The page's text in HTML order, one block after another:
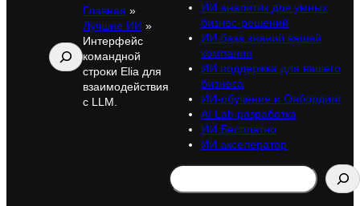
Поиск
Главная »
Лучшие ИИ »
Интерфейс
командной
строки Elia для
взаимодействия
с LLM.
ИИ аналитик для умных
бизнес-решений
ИИ база знаний вашей
компании
ИИ поддержка для вашего
бизнеса
ИИ-обучение и Онбординг
AI Lab разработка
ИИ Бесплатно
ИИ акселератор
Search